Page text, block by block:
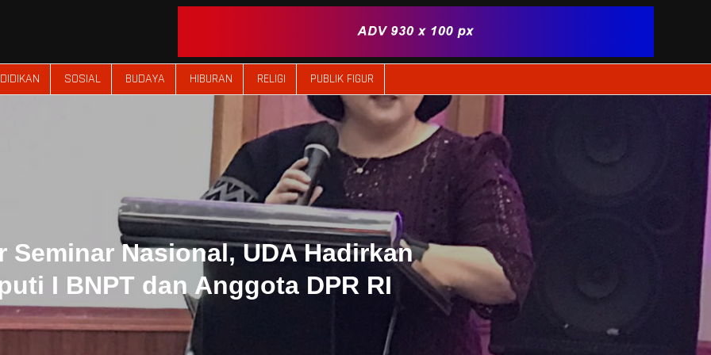
SOSIAL BUDAYA HIBURAN RELIGI PUBLIK FIGUR
Seminar Nasional, UDA Hadirkan
I BNPT dan Anggota DPR RI